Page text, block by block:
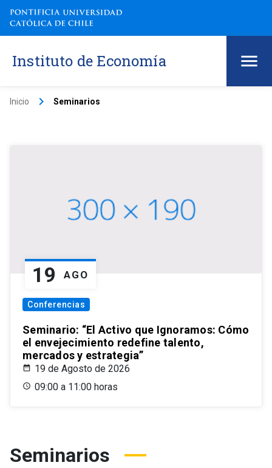
Instituto de Economía
Inicio keyboard_arrow_right Seminarios
19 AGO
Conferencias
Seminario: “El Activo que Ignoramos: Cómo
el envejecimiento redefine talento,
mercados y estrategia”
19 de Agosto de 2026
09:00 a 11:00 horas
Seminarios